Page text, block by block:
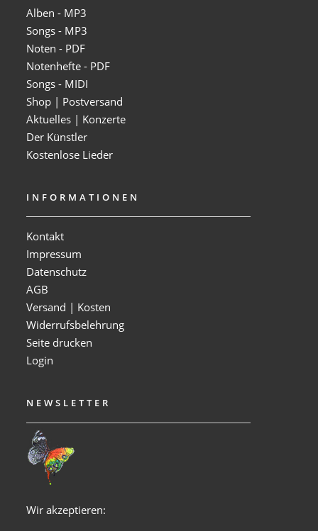
Alben - MP3
Songs - MP3
Noten - PDF
Notenhefte - PDF
Songs - MIDI
Shop | Postversand
Aktuelles | Konzerte
Der Künstler
Kostenlose Lieder
INFORMATIONEN
Kontakt
Impressum
Datenschutz
AGB
Versand | Kosten
Widerrufsbelehrung
Seite drucken
Login
NEWSLETTER
Wir akzeptieren: